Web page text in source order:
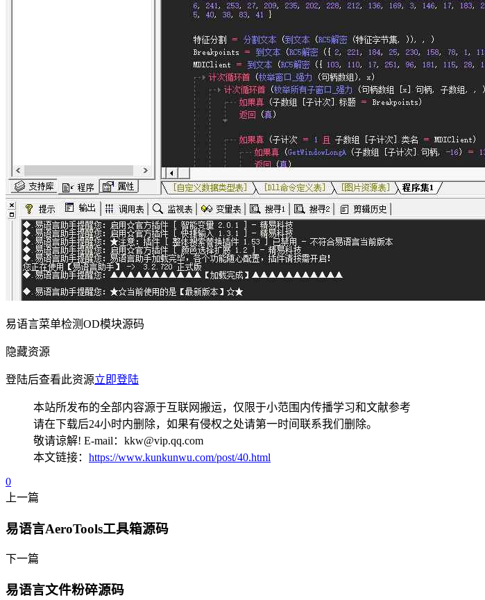
易语言菜单检测OD模块源码
隐藏资源
登陆后查看此资源立即登陆
本站所发布的全部内容源于互联网搬运，仅限于小范围内传播学习和文献参考
请在下载后24小时内删除，如果有侵权之处请第一时间联系我们删除。
敬请谅解! E-mail：kkw@vip.qq.com
本文链接： https://www.kunkunwu.com/post/40.html
0
上一篇
易语言AeroTools工具箱源码
下一篇
易语言文件粉碎源码